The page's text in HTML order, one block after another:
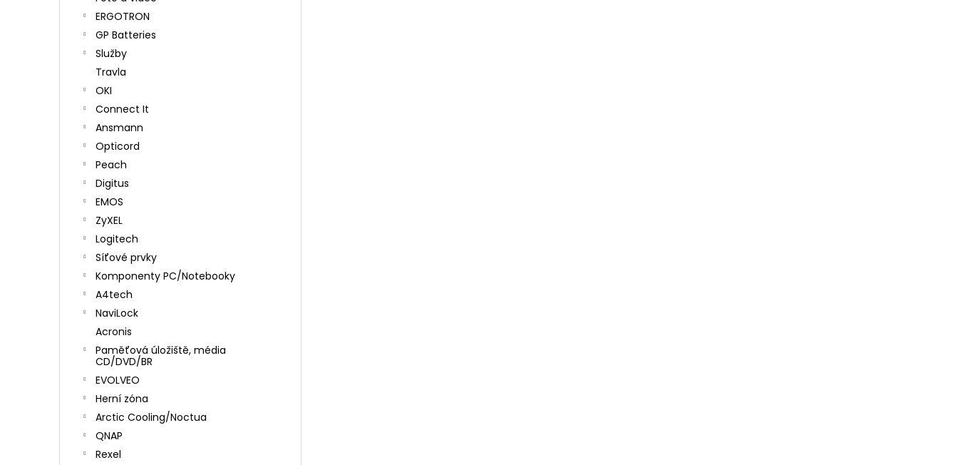
ERGOTRON
GP Batteries
Služby
Travla
OKI
Connect It
Ansmann
Opticord
Peach
Digitus
EMOS
ZyXEL
Logitech
Síťové prvky
Komponenty PC/Notebooky
A4tech
NaviLock
Acronis
Paměťová úložiště, média
CD/DVD/BR
EVOLVEO
Herní zóna
Arctic Cooling/Noctua
QNAP
Rexel